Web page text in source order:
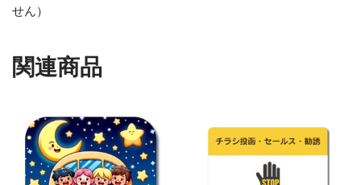
せん）
関連商品